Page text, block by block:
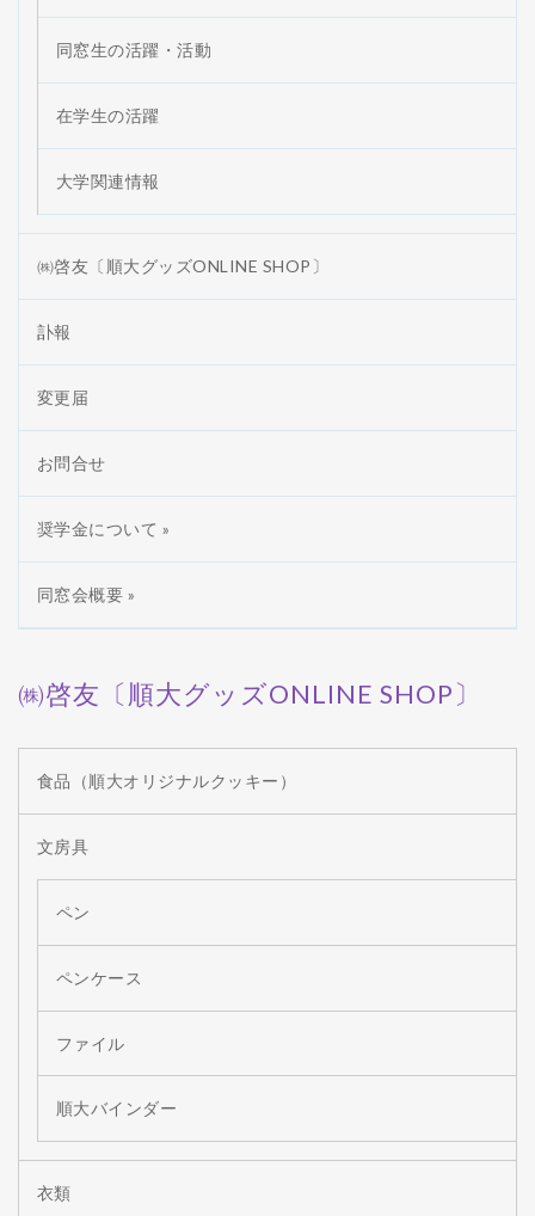
同窓生の活躍・活動
在学生の活躍
大学関連情報
㈱啓友〔順大グッズONLINE SHOP〕
訃報
変更届
お問合せ
奨学金について »
同窓会概要 »
㈱啓友〔順大グッズONLINE SHOP〕
食品（順大オリジナルクッキー）
文房具
ペン
ペンケース
ファイル
順大バインダー
衣類